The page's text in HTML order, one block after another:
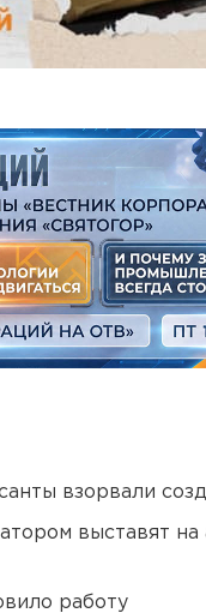
взорвали
выставят
работу